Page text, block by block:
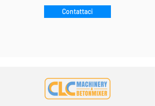
Contattaci